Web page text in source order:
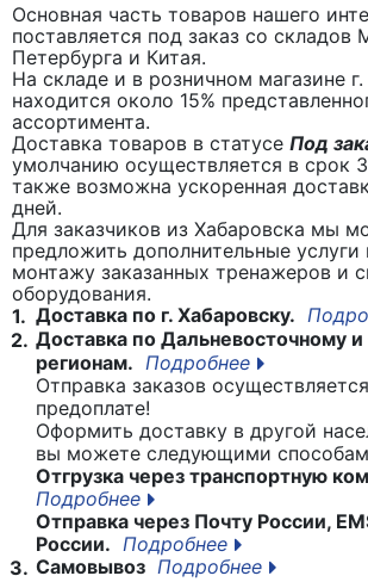
Основная часть товаров нашего
поставляется под заказ со
Петербурга и Китая.
На складе и в розничном магазине
находится около 15%
ассортимента.
Доставка товаров в статусе Под
умолчанию осуществляется в срок
также возможна ускоренная
дней.
Для заказчиков из Хабаровска мы
предложить дополнительные услуги
монтажу заказанных тренажеров и
оборудования.
1. Доставка по г. Хабаровску.
2. Доставка по Дальневосточному
регионам. Подробнее
Отправка заказов
предоплате!
Оформить доставку в другой
вы можете следующими
Отгрузка через транспортную
Подробнее
Отправка через Почту России,
России. Подробнее
3. Самовывоз Подробнее